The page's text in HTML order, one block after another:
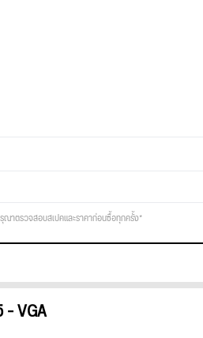
ณาตรวจสอบสเปคและราคาก่อนซื้อทุกครั้ง*
- VGA